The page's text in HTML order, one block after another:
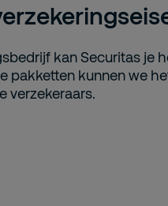
kan Securitas je
pakketten kunnen we
verzekeraars.